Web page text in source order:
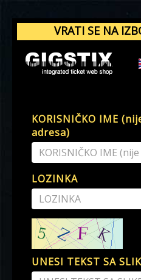
VRATI SE NA
KORISNIČKO IME
adresa)
LOZINKA
UNESI TEKST SA